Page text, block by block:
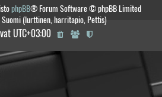
phpBB® Forum Software © phpBB Limited
Suomi (lurttinen, harritapio, Pettis)
UTC+03:00